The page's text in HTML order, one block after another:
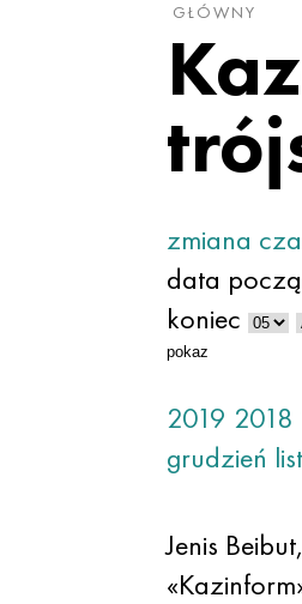
GŁÓWNY
zmiana
data
koniec
pokaz
2019 2018
grudzień
Jenis